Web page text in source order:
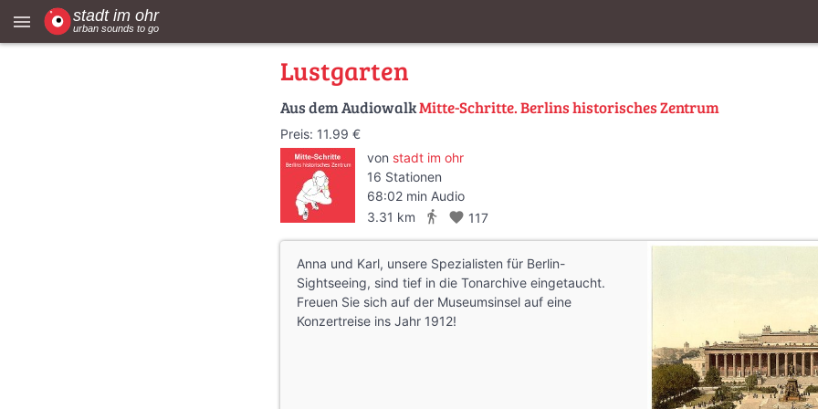
menu
Lustgarten
Aus dem AudiowalkMitte-Schritte. Berlins historisches Zentrum
Preis: 11.99 €
von stadt im ohr
16 Stationen
68:02 min Audio
3.31 km
directions_walk favorite 117
Anna und Karl, unsere Spezialisten für Berlin-
Sightseeing, sind tief in die Tonarchive eingetaucht.
Freuen Sie sich auf der Museumsinsel auf eine
Konzertreise ins Jahr 1912!